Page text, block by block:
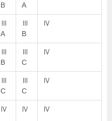
B
A
Ⅲ
A
Ⅲ
B
Ⅳ
Ⅲ
B
Ⅲ
C
Ⅳ
Ⅲ
C
Ⅲ
C
Ⅳ
Ⅳ Ⅳ Ⅳ